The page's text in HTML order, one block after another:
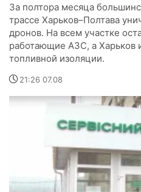
За полтора месяца
трассе Харьков–Полтава
дронов. На всем участке
работающие АЗС, а Харьков
топливной изоляции.
21:26 07.08